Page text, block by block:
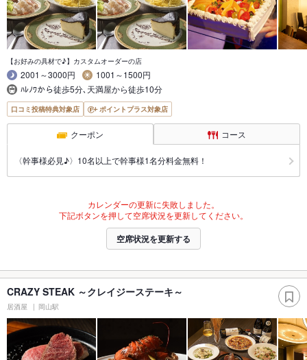
【お好みの具材で♪】カスタムオーダーの店
2001～3000円
1001～1500円
ﾊﾚﾉﾜから徒歩5分､天満屋から徒歩10分
口コミ投稿特典対象店 ポイントプラス対象店
クーポン コース
〈幹事様必見♪〉10名以上で幹事様1名分料金無料！
カレンダーの更新に失敗しました。
下記ボタンを押して空席状況を更新してください。
空席状況を更新する
CRAZY STEAK ～クレイジーステーキ～
居酒屋 岡山駅